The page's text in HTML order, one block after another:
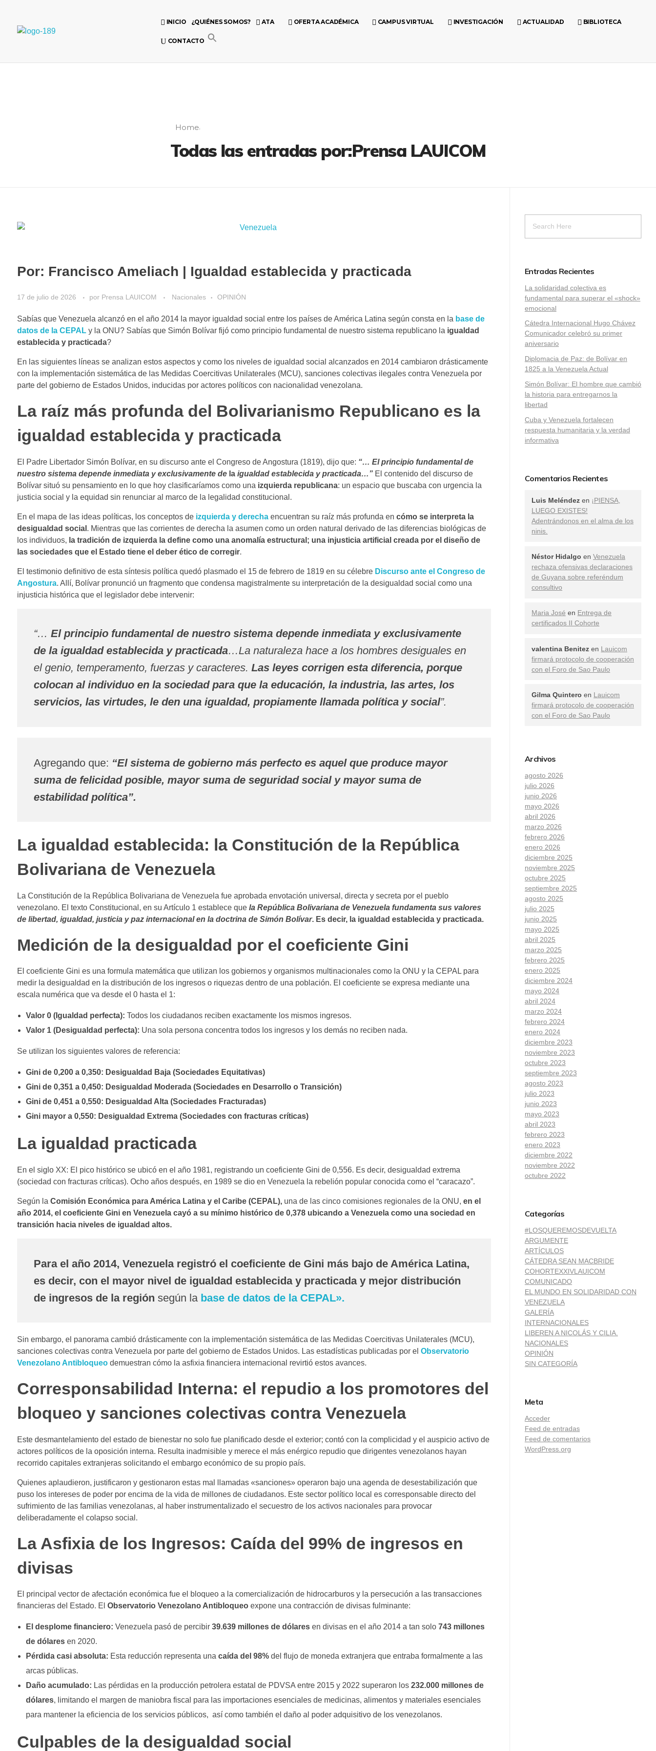
INICIO ¿QUIÉNES SOMOS? ATA OFERTA ACADÉMICA CAMPUS VIRTUAL INVESTIGACIÓN ACTUALIDAD BIBLIOTECA
CONTACTO
Home
Todas las entradas por:Prensa LAUICOM
Por: Francisco Ameliach | Igualdad establecida y practicada
17 de julio de 2026 por Prensa LAUICOM Nacionales OPINIÓN
Sabías que Venezuela alcanzó en el año 2014 la mayor igualdad social entre los países de América Latina según consta en la base de
datos de la CEPAL y la ONU? Sabías que Simón Bolívar fijó como principio fundamental de nuestro sistema republicano la igualdad
establecida y practicada?
En las siguientes líneas se analizan estos aspectos y como los niveles de igualdad social alcanzados en 2014 cambiaron drásticamente
con la implementación sistemática de las Medidas Coercitivas Unilaterales (MCU), sanciones colectivas ilegales contra Venezuela por
parte del gobierno de Estados Unidos, inducidas por actores políticos con nacionalidad venezolana.
La raíz más profunda del Bolivarianismo Republicano es la
igualdad establecida y practicada
El Padre Libertador Simón Bolívar, en su discurso ante el Congreso de Angostura (1819), dijo que: “… El principio fundamental de
nuestro sistema depende inmediata y exclusivamente de la igualdad establecida y practicada…” El contenido del discurso de
Bolívar situó su pensamiento en lo que hoy clasificaríamos como una izquierda republicana: un espacio que buscaba con urgencia la
justicia social y la equidad sin renunciar al marco de la legalidad constitucional.
En el mapa de las ideas políticas, los conceptos de izquierda y derecha encuentran su raíz más profunda en cómo se interpreta la
desigualdad social . Mientras que las corrientes de derecha la asumen como un orden natural derivado de las diferencias biológicas de
los individuos, la tradición de izquierda la define como una anomalía estructural; una injusticia artificial creada por el diseño de
las sociedades que el Estado tiene el deber ético de corregir.
El testimonio definitivo de esta síntesis política quedó plasmado el 15 de febrero de 1819 en su célebre Discurso ante el Congreso de
Angostura. Allí, Bolívar pronunció un fragmento que condensa magistralmente su interpretación de la desigualdad social como una
injusticia histórica que el legislador debe intervenir:
“… El principio fundamental de nuestro sistema depende inmediata y exclusivamente
de la igualdad establecida y practicada…La naturaleza hace a los hombres desiguales en
el genio, temperamento, fuerzas y caracteres. Las leyes corrigen esta diferencia, porque
colocan al individuo en la sociedad para que la educación, la industria, las artes, los
servicios, las virtudes, le den una igualdad, propiamente llamada política y social”.
Agregando que: “El sistema de gobierno más perfecto es aquel que produce mayor
suma de felicidad posible, mayor suma de seguridad social y mayor suma de
estabilidad política”.
La igualdad establecida: la Constitución de la República
Bolivariana de Venezuela
La Constitución de la República Bolivariana de Venezuela fue aprobada envotación universal, directa y secreta por el pueblo
venezolano. El texto Constitucional, en su Artículo 1 establece que la República Bolivariana de Venezuela fundamenta sus valores
de libertad, igualdad, justicia y paz internacional en la doctrina de Simón Bolívar. Es decir, la igualdad establecida y practicada.
Medición de la desigualdad por el coeficiente Gini
El coeficiente Gini es una formula matemática que utilizan los gobiernos y organismos multinacionales como la ONU y la CEPAL para
medir la desigualdad en la distribución de los ingresos o riquezas dentro de una población. El coeficiente se expresa mediante una
escala numérica que va desde el 0 hasta el 1:
Valor 0 (Igualdad perfecta): Todos los ciudadanos reciben exactamente los mismos ingresos.
Valor 1 (Desigualdad perfecta): Una sola persona concentra todos los ingresos y los demás no reciben nada.
Se utilizan los siguientes valores de referencia:
Gini de 0,200 a 0,350: Desigualdad Baja (Sociedades Equitativas)
Gini de 0,351 a 0,450: Desigualdad Moderada (Sociedades en Desarrollo o Transición)
Gini de 0,451 a 0,550: Desigualdad Alta (Sociedades Fracturadas)
Gini mayor a 0,550: Desigualdad Extrema (Sociedades con fracturas críticas)
La igualdad practicada
En el siglo XX: El pico histórico se ubicó en el año 1981, registrando un coeficiente Gini de 0,556. Es decir, desigualdad extrema
(sociedad con fracturas críticas). Ocho años después, en 1989 se dio en Venezuela la rebelión popular conocida como el “caracazo”.
Según la Comisión Económica para América Latina y el Caribe (CEPAL), una de las cinco comisiones regionales de la ONU, en el
año 2014, el coeficiente Gini en Venezuela cayó a su mínimo histórico de 0,378 ubicando a Venezuela como una sociedad en
transición hacia niveles de igualdad altos.
Para el año 2014, Venezuela registró el coeficiente de Gini más bajo de América Latina,
es decir, con el mayor nivel de igualdad establecida y practicada y mejor distribución
de ingresos de la región según la base de datos de la CEPAL».
Sin embargo, el panorama cambió drásticamente con la implementación sistemática de las Medidas Coercitivas Unilaterales (MCU),
sanciones colectivas contra Venezuela por parte del gobierno de Estados Unidos. Las estadísticas publicadas por el Observatorio
Venezolano Antibloqueo demuestran cómo la asfixia financiera internacional revirtió estos avances.
Corresponsabilidad Interna: el repudio a los promotores del
bloqueo y sanciones colectivas contra Venezuela
Este desmantelamiento del estado de bienestar no solo fue planificado desde el exterior; contó con la complicidad y el auspicio activo de
actores políticos de la oposición interna. Resulta inadmisible y merece el más enérgico repudio que dirigentes venezolanos hayan
recorrido capitales extranjeras solicitando el embargo económico de su propio país.
Quienes aplaudieron, justificaron y gestionaron estas mal llamadas «sanciones» operaron bajo una agenda de desestabilización que
puso los intereses de poder por encima de la vida de millones de ciudadanos. Este sector político local es corresponsable directo del
sufrimiento de las familias venezolanas, al haber instrumentalizado el secuestro de los activos nacionales para provocar
deliberadamente el colapso social.
La Asfixia de los Ingresos: Caída del 99% de ingresos en
divisas
El principal vector de afectación económica fue el bloqueo a la comercialización de hidrocarburos y la persecución a las transacciones
financieras del Estado. El Observatorio Venezolano Antibloqueo expone una contracción de divisas fulminante:
El desplome financiero: Venezuela pasó de percibir 39.639 millones de dólaresen divisas en el año 2014 a tan solo 743 millones
de dólaresen 2020.
Pérdida casi absoluta: Esta reducción representa una caída del 98%del flujo de moneda extranjera que entraba formalmente a las
arcas públicas.
Daño acumulado: Las pérdidas en la producción petrolera estatal de PDVSA entre 2015 y 2022 superaron los 232.000 millones de
dólares, limitando el margen de maniobra fiscal para las importaciones esenciales de medicinas, alimentos y materiales esenciales
para mantener la eficiencia de los servicios públicos, así como también el daño al poder adquisitivo de los venezolanos.
Culpables de la desigualdad social
Entradas Recientes
La solidaridad colectiva es
fundamental para superar el «shock»
emocional
Cátedra Internacional Hugo Chávez
Comunicador celebró su primer
aniversario
Diplomacia de Paz: de Bolívar en
1825 a la Venezuela Actual
Simón Bolívar: El hombre que cambió
la historia para entregarnos la
libertad
​Cuba y Venezuela fortalecen
respuesta humanitaria y la verdad
informativa
Comentarios Recientes
Luis Meléndez en ¡PIENSA,
LUEGO EXISTES!
Adentrándonos en el alma de los
ninis.
Néstor Hidalgo en Venezuela
rechaza ofensivas declaraciones
de Guyana sobre referéndum
consultivo
Maria José en Entrega de
certificados II Cohorte
valentina Benitez en Lauicom
firmará protocolo de cooperación
con el Foro de Sao Paulo
Gilma Quintero en Lauicom
firmará protocolo de cooperación
con el Foro de Sao Paulo
Archivos
agosto 2026
julio 2026
junio 2026
mayo 2026
abril 2026
marzo 2026
febrero 2026
enero 2026
diciembre 2025
noviembre 2025
octubre 2025
septiembre 2025
agosto 2025
julio 2025
junio 2025
mayo 2025
abril 2025
marzo 2025
febrero 2025
enero 2025
diciembre 2024
mayo 2024
abril 2024
marzo 2024
febrero 2024
enero 2024
diciembre 2023
noviembre 2023
octubre 2023
septiembre 2023
agosto 2023
julio 2023
junio 2023
mayo 2023
abril 2023
febrero 2023
enero 2023
diciembre 2022
noviembre 2022
octubre 2022
Categorías
#LOSQUEREMOSDEVUELTA
ARGUMENTE
ARTÍCULOS
CÁTEDRA SEAN MACBRIDE
COHORTEXXIVLAUICOM
COMUNICADO
EL MUNDO EN SOLIDARIDAD CON
VENEZUELA
GALERÍA
INTERNACIONALES
LIBEREN A NICOLÁS Y CILIA.
NACIONALES
OPINIÓN
SIN CATEGORÍA
Meta
Acceder
Feed de entradas
Feed de comentarios
WordPress.org